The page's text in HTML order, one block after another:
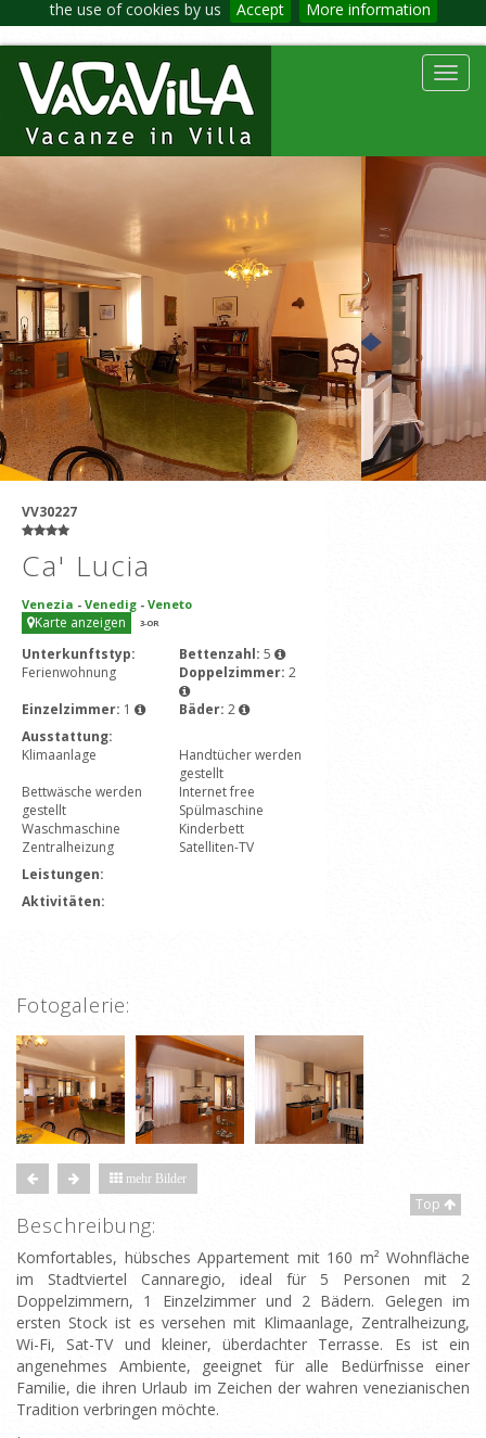
the use of cookies by us Accept More information
VV30227
Ca' Lucia
Venezia - Venedig - Veneto
Karte anzeigen 3-OR
Unterkunftstyp:
Ferienwohnung
Bettenzahl: 5
Doppelzimmer: 2
Einzelzimmer: 1 Bäder: 2
Ausstattung:
Klimaanlage
Handtücher werden
gestellt
Bettwäsche werden
gestellt
Internet free
Spülmaschine
Waschmaschine
Kinderbett
Zentralheizung
Satelliten-TV
Leistungen:
Aktivitäten:
Fotogalerie:
mehr Bilder
Top
Beschreibung:
Komfortables, hübsches Appartement mit 160 m² Wohnfläche
im Stadtviertel Cannaregio, ideal für 5 Personen mit 2
Doppelzimmern, 1 Einzelzimmer und 2 Bädern. Gelegen im
ersten Stock ist es versehen mit Klimaanlage, Zentralheizung,
Wi-Fi, Sat-TV und kleiner, überdachter Terrasse. Es ist ein
angenehmes Ambiente, geeignet für alle Bedürfnisse einer
Familie, die ihren Urlaub im Zeichen der wahren venezianischen
Tradition verbringen möchte.